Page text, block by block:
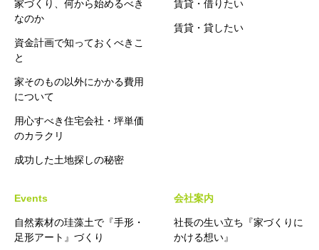
家づくり、何から始めるべき
なのか
資金計画で知っておくべきこ
と
家そのもの以外にかかる費用
について
用心すべき住宅会社・坪単価
のカラクリ
成功した土地探しの秘密
賃貸・借りたい
賃貸・貸したい
Events
自然素材の珪藻土で『手形・
足形アート』づくり
会社案内
社長の生い立ち『家づくりに
かける想い』